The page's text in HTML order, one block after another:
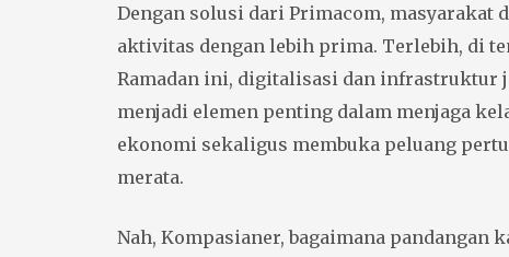
Dengan solusi dari Primacom, masyarakat
aktivitas dengan lebih prima. Terlebih, di
Ramadan ini, digitalisasi dan infrastruktur
menjadi elemen penting dalam menjaga
ekonomi sekaligus membuka peluang
merata.
Nah, Kompasianer, bagaimana pandangan